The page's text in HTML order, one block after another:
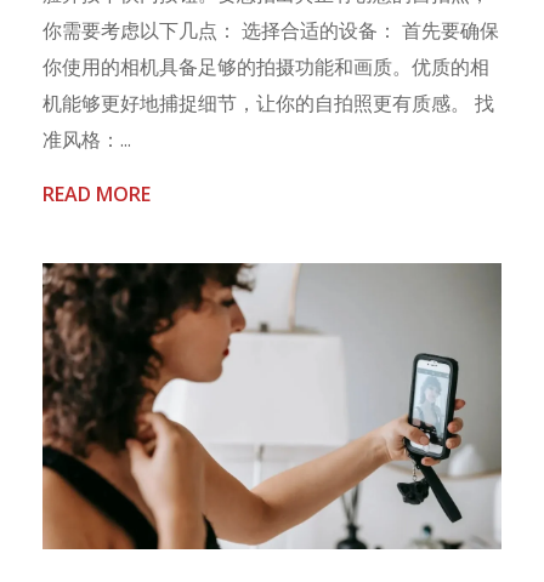
你需要考虑以下几点： 选择合适的设备： 首先要确保
你使用的相机具备足够的拍摄功能和画质。优质的相
机能够更好地捕捉细节，让你的自拍照更有质感。 找
准风格：...
READ MORE